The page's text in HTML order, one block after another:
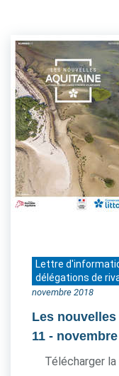
Lettre
délégations de
novembre 2018
Les
11 -
Télécharger